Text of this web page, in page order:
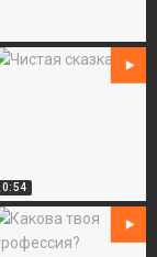
0:54